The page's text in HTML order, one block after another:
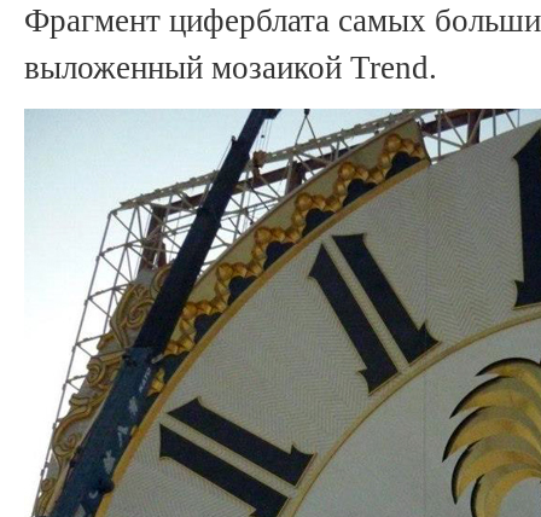
Фрагмент циферблата самых
выложенный мозаикой Trend.